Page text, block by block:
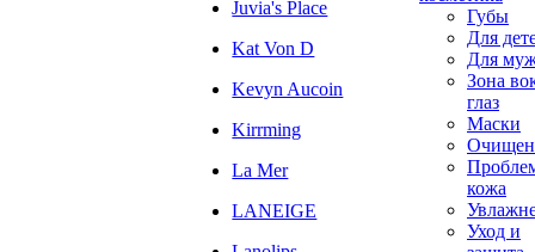
Juvia's Place
Kat Von D
Kevyn Aucoin
Kirrming
La Mer
LANEIGE
Губы
Для
Для
Зона
глаз
Маски
кожа
Уход и